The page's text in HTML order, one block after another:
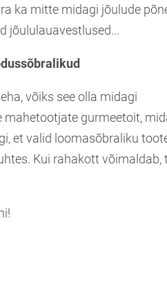
ka mitte midagi jõulude
jõululauavestlused...
võiks see olla midagi
gurmeetoit,
et valid loomasõbraliku
Kui rahakott võimaldab,